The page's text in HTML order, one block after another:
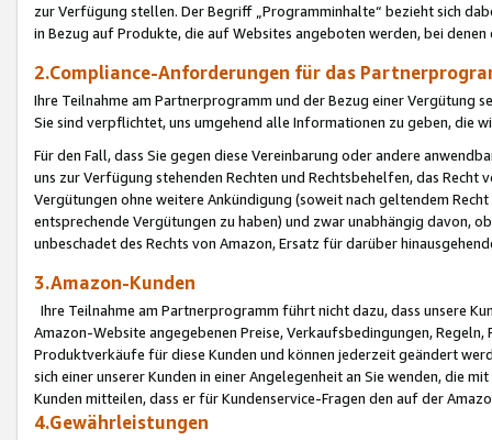
zur Verfügung stellen. Der Begriff „Programminhalte“ bezieht sich
in Bezug auf Produkte, die auf Websites angeboten werden, bei
2.Compliance-Anforderungen für das
Ihre Teilnahme am Partnerprogramm und der Bezug einer Vergütung
Sie sind verpflichtet, uns umgehend alle Informationen zu geben, die
Für den Fall, dass Sie gegen diese Vereinbarung oder andere
uns zur Verfügung stehenden Rechten und Rechtsbehelfen, das
Vergütungen ohne weitere Ankündigung (soweit nach geltendem
entsprechende Vergütungen zu haben) und zwar unabhängig davon,
unbeschadet des Rechts von Amazon, Ersatz für darüber
3.Amazon-Kunden
Ihre Teilnahme am Partnerprogramm führt nicht dazu, dass unsere
Amazon-Website angegebenen Preise, Verkaufsbedingungen,
Produktverkäufe für diese Kunden und können jederzeit geändert
sich einer unserer Kunden in einer Angelegenheit an Sie wenden, die
Kunden mitteilen, dass er für Kundenservice-Fragen den auf der
4.Gewährleistungen